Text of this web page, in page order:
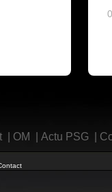
| OM Actu PSG|